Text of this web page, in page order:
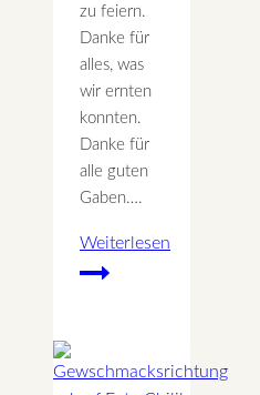
zu feiern.
Danke für
alles, was
wir ernten
konnten.
Danke für
alle guten
Gaben….
Weiterlesen
Erntedank